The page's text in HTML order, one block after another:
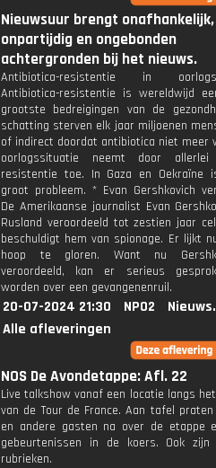
Nieuwsuur brengt onafhankelijk,
onpartijdig en ongebonden
achtergronden bij het nieuws.
Antibiotica-resistentie in
Antibiotica-resistentie is wereldwijd
grootste bedreigingen van de
schatting sterven elk jaar miljoenen
of indirect doordat antibiotica niet meer
oorlogssituatie neemt door allerlei
resistentie toe. In Gaza en Oekraïne
groot probleem. * Evan Gershkovich
De Amerikaanse journalist Evan
Rusland veroordeeld tot zestien jaar
beschuldigt hem van spionage. Er lijkt
hoop te gloren. Want nu
veroordeeld, kan er serieus
worden over een gevangenenruil.
20-07-2024 21:30 NPO2
Alle afleveringen
NOS De Avondetappe: Afl. 22
Live talkshow vanaf een locatie langs
van de Tour de France. Aan tafel
en andere gasten na over de etappe
gebeurtenissen in de koers. Ook
rubrieken.